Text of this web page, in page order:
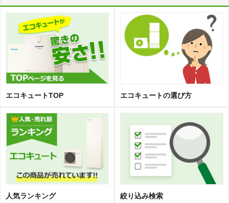
エコキュートTOP エコキュートの選び方
人気ランキング 絞り込み検索